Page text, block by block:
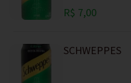
R$ 7,00
SCHWEPPES